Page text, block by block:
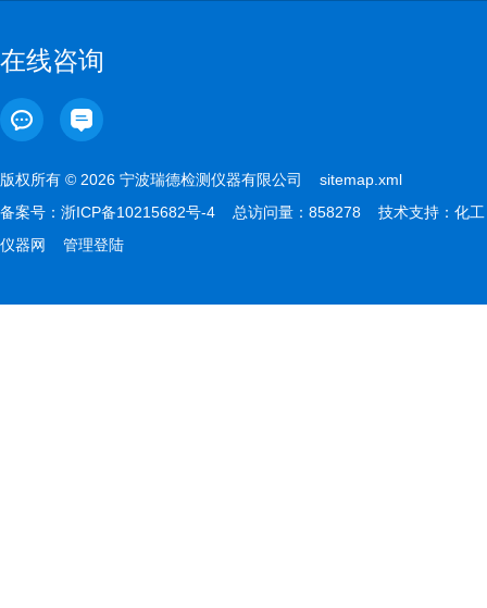
在线咨询
版权所有 © 2026 宁波瑞德检测仪器有限公司 sitemap.xml
备案号： 浙ICP备10215682号-4 总访问量：858278 技术支持： 化工
仪器网
管理登陆